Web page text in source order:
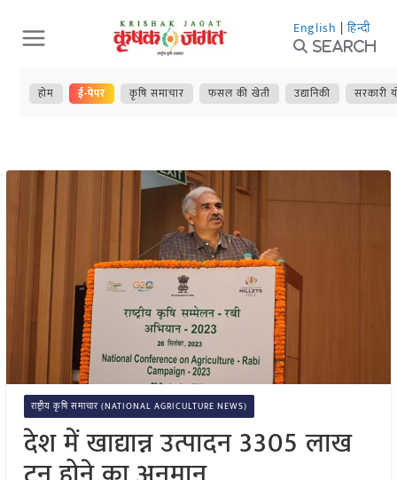
Skip
to
content
English | हिन्दी
Search
होम ई-पेपर कृषि समाचार फसल की खेती उद्यानिकी सरकारी
राष्ट्रीय कृषि समाचार (NATIONAL AGRICULTURE NEWS)
देश में खाद्यान्न उत्पादन 3305 लाख